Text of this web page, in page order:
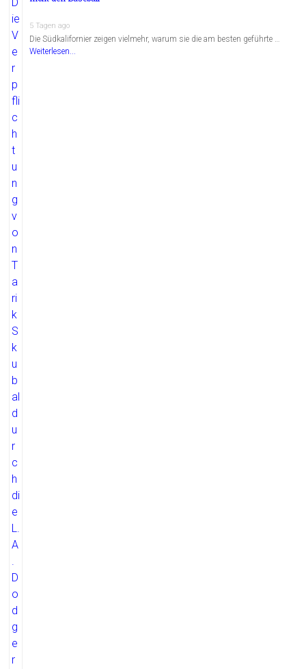
5 Tagen ago
Die Südkalifornier zeigen vielmehr, warum sie die am besten geführte …
Weiterlesen...